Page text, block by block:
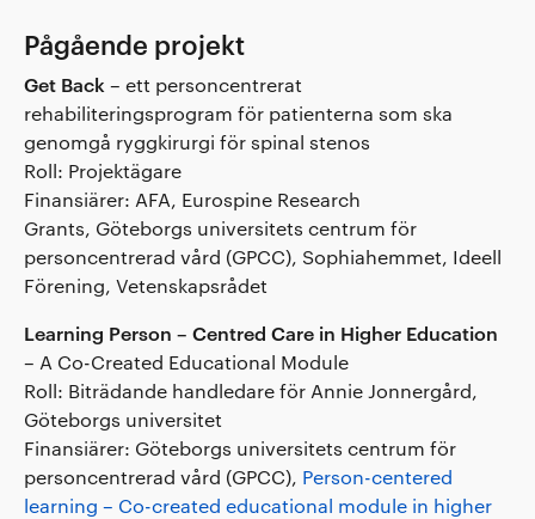
Pågående projekt
Get Back – ett personcentrerat
rehabiliteringsprogram för patienterna som ska
genomgå ryggkirurgi för spinal stenos
Roll: Projektägare
Finansiärer: AFA, Eurospine Research
Grants, Göteborgs universitets centrum för
personcentrerad vård (GPCC), Sophiahemmet, Ideell
Förening, Vetenskapsrådet
Learning Person – Centred Care in Higher Education
– A Co-Created Educational Module
Roll: Biträdande handledare för Annie Jonnergård,
Göteborgs universitet
Finansiärer: Göteborgs universitets centrum för
personcentrerad vård (GPCC), Person-centered
learning – Co-created educational module in higher